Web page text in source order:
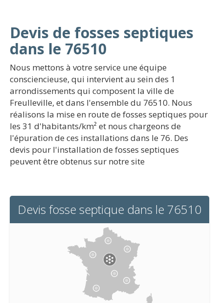
Devis de fosses septiques
dans le 76510
Nous mettons à votre service une équipe
consciencieuse, qui intervient au sein des 1
arrondissements qui composent la ville de
Freulleville, et dans l'ensemble du 76510. Nous
réalisons la mise en route de fosses septiques pour
les 31 d'habitants/km² et nous chargeons de
l'épuration de ces installations dans le 76. Des
devis pour l'installation de fosses septiques
peuvent être obtenus sur notre site
Devis fosse septique dans le 76510